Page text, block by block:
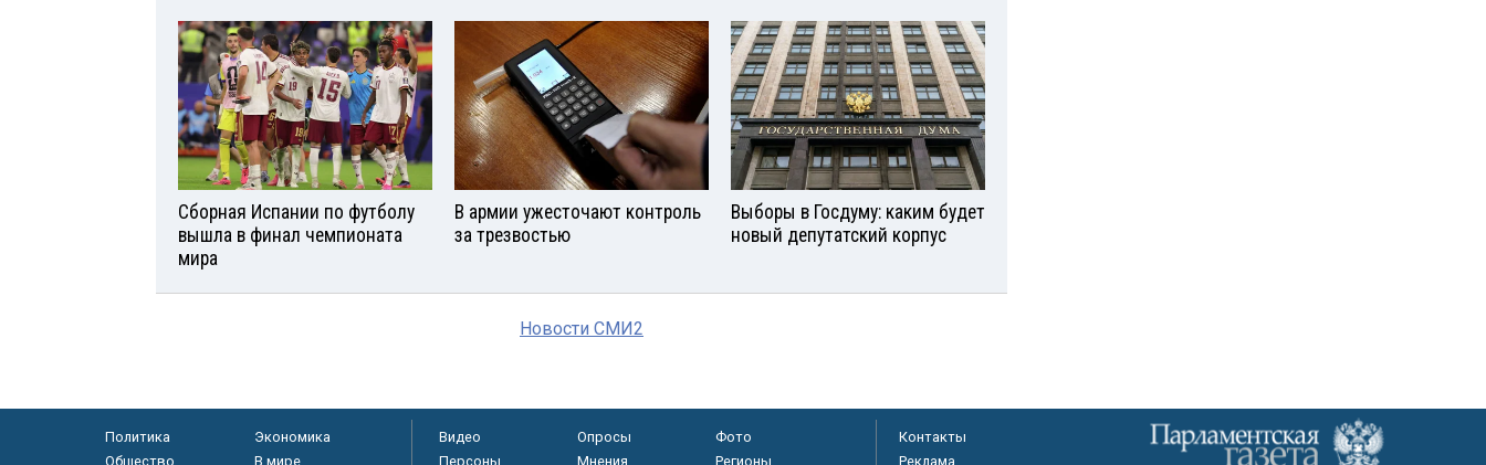
Сборная Испании по футболу
вышла в финал чемпионата
мира
В армии ужесточают контроль
за трезвостью
Выборы в Госдуму: каким будет
новый депутатский корпус
Новости СМИ2
Политика
Экономика
Общество
В мире
Видео Опросы
Фото
Персоны
Мнения Регионы
Контакты
Реклама